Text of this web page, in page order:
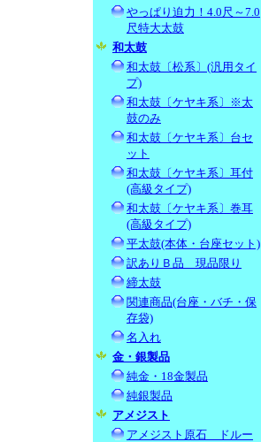
やっぱり迫力！4.0尺～7.0
尺特大太鼓
和太鼓
和太鼓〔松系〕(汎用タイ
プ)
和太鼓〔ケヤキ系〕※太
鼓のみ
和太鼓〔ケヤキ系〕台セ
ット
和太鼓〔ケヤキ系〕耳付
(高級タイプ)
和太鼓〔ケヤキ系〕巻耳
(高級タイプ)
平太鼓(本体・台座セット)
訳ありＢ品 現品限り
締太鼓
関連商品(台座・バチ・保
存袋)
名入れ
金・銀製品
純金・18金製品
純銀製品
アメジスト
アメジスト原石 ドルー